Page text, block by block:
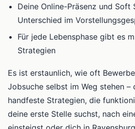
Deine Online-Präsenz und Soft
Unterschied im
Für jede Lebensphase gibt es
Strategien
Es ist erstaunlich, wie oft
Jobsuche selbst im Weg stehen –
handfeste Strategien, die
deine erste Stelle suchst, nach